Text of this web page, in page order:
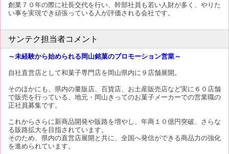
創業７０年の際に社長交代を行い、幹部社員も若い人財が多く、やりた
い事を実現でき頑張っている人が評価される会社です。
サンテク担当者コメント
～未経験から始められる岡山銘菓のプロモーション営業～
自社直営店として和菓子専門店を岡山県内に９店舗展開。
そのほかにも、県内の量販店、百貨店、お土産販売店など実に６０店舗
で販売を行っている、地元・岡山きってのお菓子メーカーでの営業職の
正社員募集です。
これからさらに新商品開発や販路を増やし、年商１０億円突破、さらな
る販路拡大を目指されています。
そのため、県内の直営店展開と共に、全国へ発信ができる商品力の強化
を進められています。